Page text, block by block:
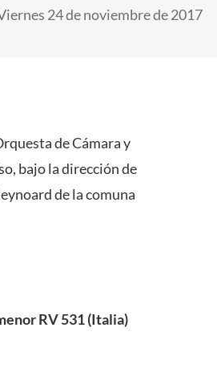
24 de noviembre de 2017
de Cámara y
bajo la dirección de
de la comuna
RV 531 (Italia)